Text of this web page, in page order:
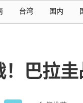
台湾 国内
巴拉